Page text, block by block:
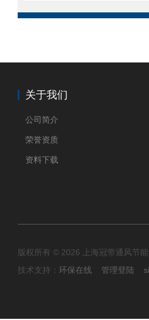
关于我们
公司简介
荣誉资质
资料下载
版权所有 © 2026 上海冠带通风节
技术支持： 环保在线 管理登陆